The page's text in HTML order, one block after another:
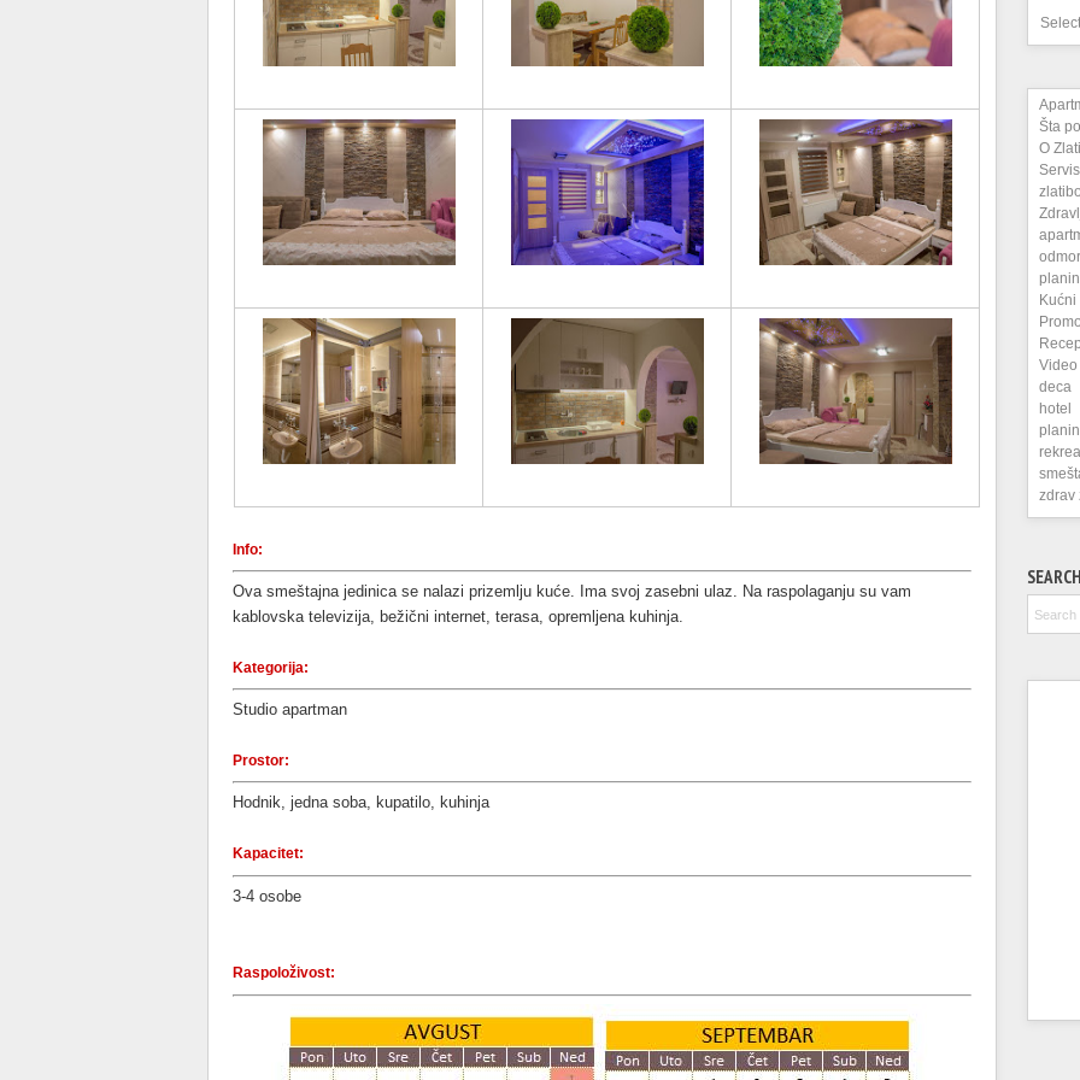
Info:
Ova smeštajna jedinica se nalazi prizemlju kuće. Ima svoj zasebni ulaz. Na raspolaganju su vam
kablovska televizija, bežični internet, terasa, opremljena kuhinja.
Kategorija:
Studio apartman
Prostor:
Hodnik, jedna soba, kupatilo, kuhinja
Kapacitet:
3-4 osobe
Raspoloživost:
Šta
O
odmor
Kućni
Video
deca
hotel
zdrav